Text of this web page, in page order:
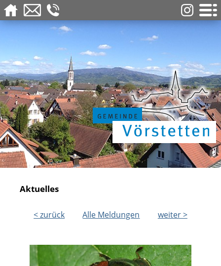
Aktuelles
< zurück Alle Meldungen weiter >